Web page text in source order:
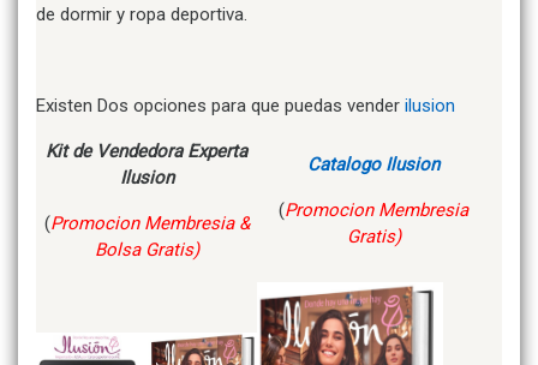
de dormir y ropa deportiva.
Existen Dos opciones para que puedas vender ilusion
Kit de Vendedora Experta
Ilusion
(Promocion Membresia &
Bolsa Gratis)
Catalogo Ilusion
(Promocion Membresia
Gratis)